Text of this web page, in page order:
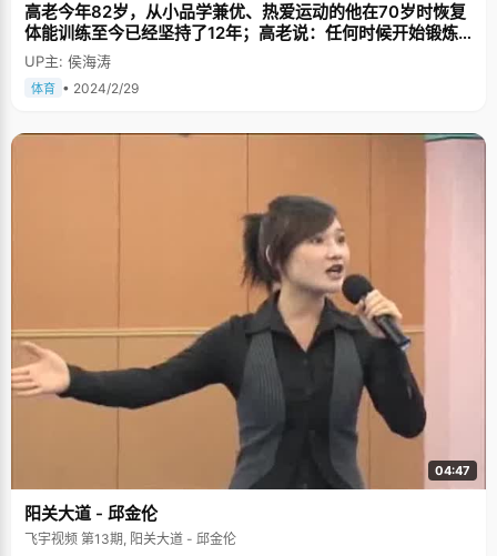
高老今年82岁，从小品学兼优、热爱运动的他在70岁时恢复
体能训练至今已经坚持了12年；高老说：任何时候开始锻炼
都不晚
UP主: 侯海涛
体育 • 2024/2/29
04:47
阳关大道 - 邱金伦
飞宇视频 第13期, 阳关大道 - 邱金伦